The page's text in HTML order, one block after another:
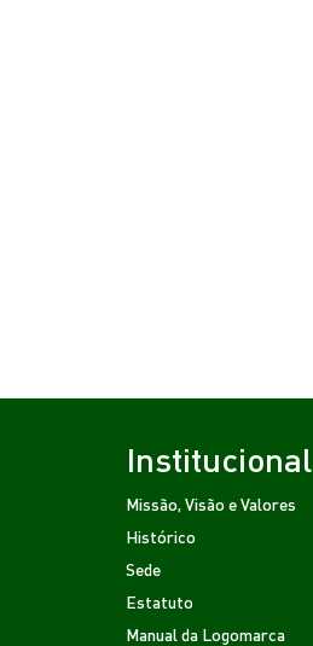
Institucional
Missão, Visão e Valores
Histórico
Sede
Estatuto
Manual da Logomarca